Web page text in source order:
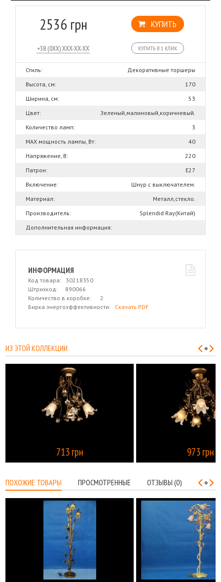
2536 грн КУПИТЬ
КУПИТЬ В 1 КЛИК
Стиль:
Декоративные торшеры
Высота, см:
170
Ширина, см:
53
Цвет:
Зеленый,малиновый,коричневый.
Количество ламп:
3
MAX мощность лампы, Вт:
40
Напряжение, В:
220
Патрон:
Е27
Включение:
Шнур с выключателем.
Материал:
Металл,стекло.
Производитель:
Splendid Ray(Китай)
Дополнительная информация:
ИНФОРМАЦИЯ
Код товара: 30218350
Штрихкод: 890066
Количество в коробке: 2
Бирка энергоэффективности: Скачать PDF
ИЗ ЭТОЙ КОЛЛЕКЦИИ
713 грн 973 грн
ПОХОЖИЕ ТОВАРЫ ПРОСМОТРЕННЫЕ ОТЗЫВЫ (0)